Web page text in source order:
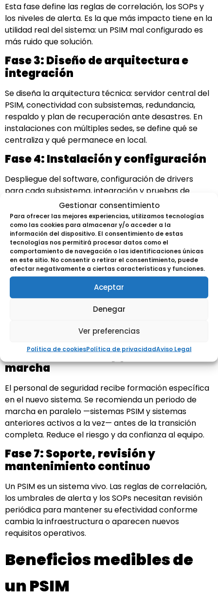
Gestionar consentimiento
Para ofrecer las mejores experiencias, utilizamos tecnologías
como las cookies para almacenar y/o acceder a la
información del dispositivo. El consentimiento de estas
tecnologías nos permitirá procesar datos como el
comportamiento de navegación o las identificaciones únicas
en este sitio. No consentir o retirar el consentimiento, puede
afectar negativamente a ciertas características y funciones.
Aceptar
Denegar
Ver preferencias
Política de cookiesPolítica de privacidadAviso Legal
Esta fase define las reglas de correlación, los SOPs y
los niveles de alerta. Es la que más impacto tiene en la
utilidad real del sistema: un PSIM mal configurado es
más ruido que solución.
Fase 3: Diseño de arquitectura e
integración
Se diseña la arquitectura técnica: servidor central del
PSIM, conectividad con subsistemas, redundancia,
respaldo y plan de recuperación ante desastres. En
instalaciones con múltiples sedes, se define qué se
centraliza y qué permanece en local.
Fase 4: Instalación y configuración
Despliegue del software, configuración de drivers
para cada subsistema, integración y pruebas de
comunicación. Se validan todos los puntos de
integración con pruebas extremo a extremo antes de
pasar a la siguiente fase.
Fase 5: Configuración de SOPs y
dashboard operativo
Se programan las reglas de correlación y los
procedimientos de respuesta automatizados. Se
diseña el panel de operaciones adaptado al flujo de
trabajo real del equipo de seguridad: lo que no se usa
técnicamente correcto.
Fase 6: Formación y puesta en
marcha
El personal de seguridad recibe formación específica
en el nuevo sistema. Se recomienda un periodo de
marcha en paralelo —sistemas PSIM y sistemas
anteriores activos a la vez— antes de la transición
completa. Reduce el riesgo y da confianza al equipo.
Fase 7: Soporte, revisión y
mantenimiento continuo
Un PSIM es un sistema vivo. Las reglas de correlación,
los umbrales de alerta y los SOPs necesitan revisión
periódica para mantener su efectividad conforme
cambia la infraestructura o aparecen nuevos
requisitos operativos.
Beneficios medibles de
un PSIM